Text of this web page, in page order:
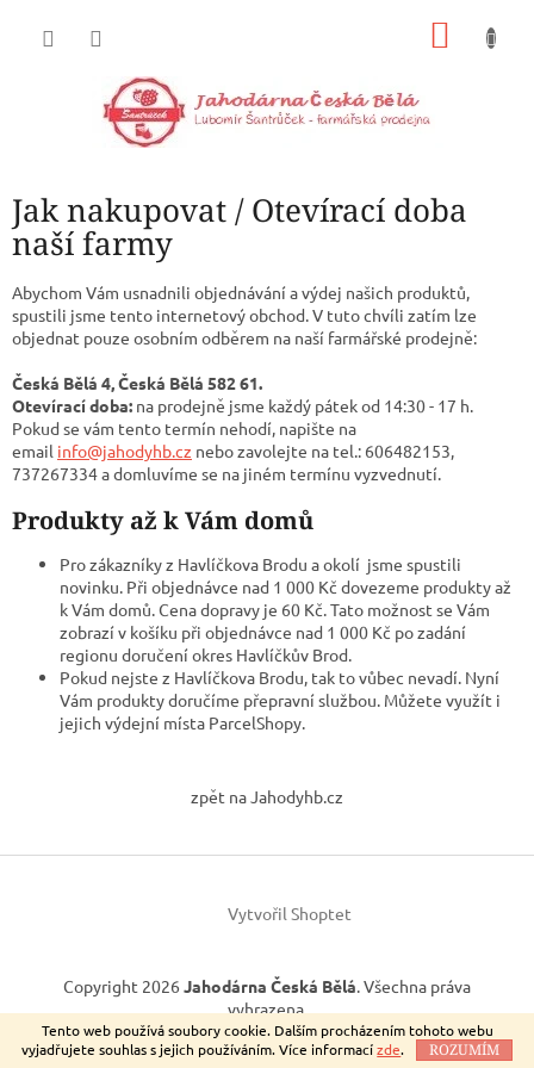
Tento web používá soubory cookie. Dalším procházením tohoto webu
vyjadřujete souhlas s jejich používáním. Více informacízde. ROZUMÍM
Jak nakupovat / Otevírací doba
naší farmy
Abychom Vám usnadnili objednávání a výdej našich produktů,
spustili jsme tento internetový obchod. V tuto chvíli zatím lze
objednat pouze osobním odběrem na naší farmářské prodejně:
Česká Bělá 4, Česká Bělá 582 61.
Otevírací doba: na prodejně jsme každý pátek od 14:30 - 17 h.
Pokud se vám tento termín nehodí, napište na
email info@jahodyhb.cz nebo zavolejte na tel.: 606482153,
737267334 a domluvíme se na jiném termínu vyzvednutí.
Produkty až k Vám domů
Pro zákazníky z Havlíčkova Brodu a okolí jsme spustili
novinku. Při objednávce nad 1 000 Kč dovezeme produkty až
k Vám domů. Cena dopravy je 60 Kč. Tato možnost se Vám
zobrazí v košíku při objednávce nad 1 000 Kč po zadání
regionu doručení okres Havlíčkův Brod.
Pokud nejste z Havlíčkova Brodu, tak to vůbec nevadí. Nyní
Vám produkty doručíme přepravní službou. Můžete využít i
jejich výdejní místa ParcelShopy.
zpět na Jahodyhb.cz
Vytvořil Shoptet
Copyright 2026 Jahodárna Česká Bělá. Všechna práva
vyhrazena.